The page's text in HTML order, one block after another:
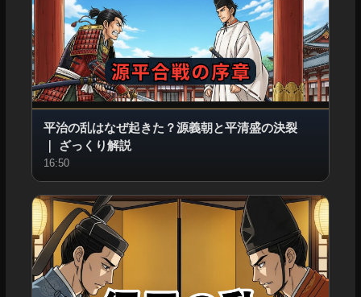
平治の乱はなぜ起きた？源義朝と平清盛の決裂
｜
ざっくり解説
16:50